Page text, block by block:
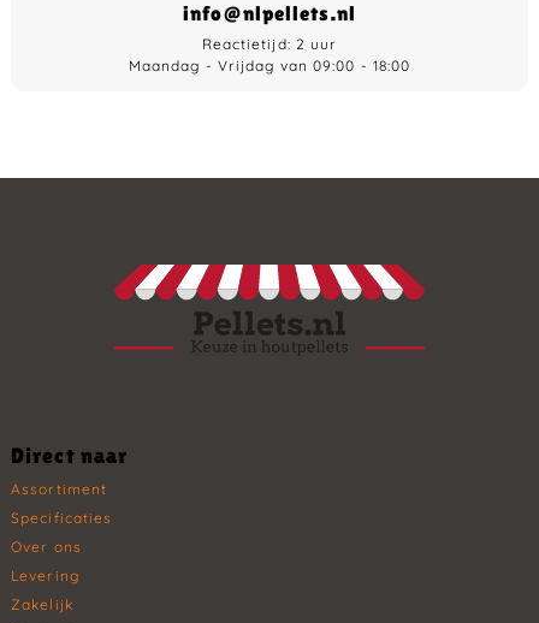
info@nlpellets.nl
Reactietijd: 2 uur
Maandag - Vrijdag van 09:00 - 18:00
Direct naar
Assortiment
Specificaties
Over ons
Levering
Zakelijk